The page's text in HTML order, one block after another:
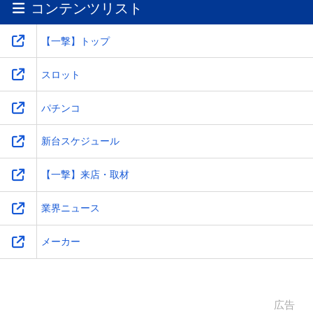
ワ -
コンテンツリスト
【一撃】トップ
スロット
パチンコ
新台スケジュール
【一撃】来店・取材
業界ニュース
メーカー
広告